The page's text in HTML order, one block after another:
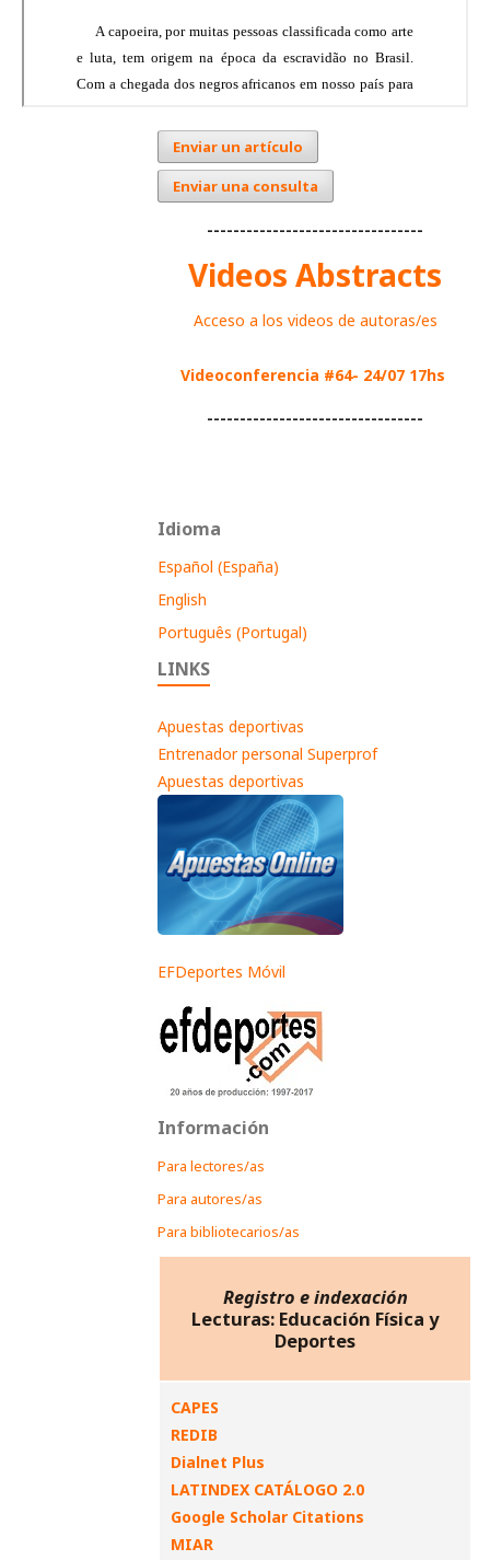
Enviar un artículo
Enviar una consulta
---------------------------------
Videos Abstracts
Acceso a los videos de autoras/es
Videoconferencia #64- 24/07 17hs
---------------------------------
Idioma
Español (España)
English
Português (Portugal)
LINKS
Apuestas deportivas
Entrenador personal Superprof
Apuestas deportivas
EFDeportes Móvil
Información
Para lectores/as
Para autores/as
Para bibliotecarios/as
Registro e indexación
Lecturas: Educación Física y
Deportes
CAPES
REDIB
Dialnet Plus
LATINDEX CATÁLOGO 2.0
Google Scholar Citations
MIAR